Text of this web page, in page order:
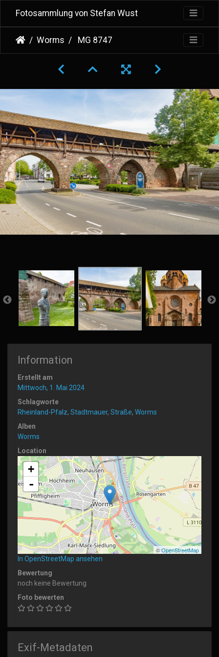
Fotosammlung von Stefan Wust
Worms MG 8747
Information
Erstellt am
Mittwoch, 1. Mai 2024
Schlagworte
Rheinland-Pfalz, Stadtmauer, Straße, Worms
Alben
Worms
Location
+
-
©OpenStreetMap
In OpenStreetMap ansehen
Bewertung
noch keine Bewertung
Foto bewerten
Exif-Metadaten